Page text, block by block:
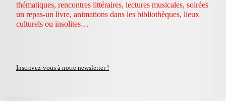
thématiques, rencontres littéraires, lectures musicales, soirées
un repas-un livre, animations dans les bibliothèques, lieux
culturels ou insolites…
Inscrivez-vous à notre newsletter !